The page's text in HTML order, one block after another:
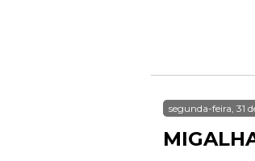
segunda-feira, 31